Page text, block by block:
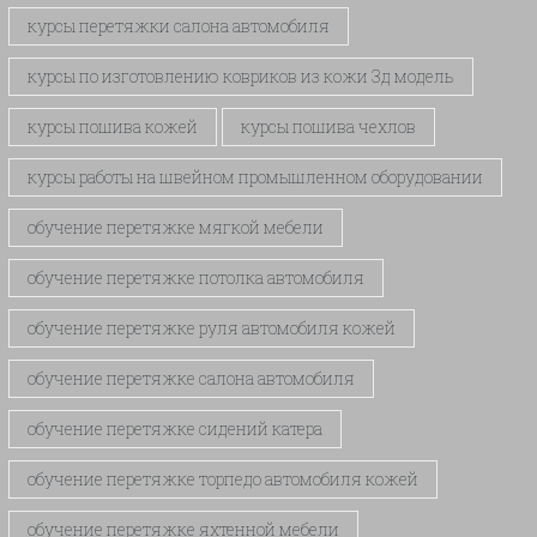
курсы перетяжки салона автомобиля
курсы по изготовлению ковриков из кожи 3д модель
курсы пошива кожей курсы пошива чехлов
курсы работы на швейном промышленном оборудовании
обучение перетяжке мягкой мебели
обучение перетяжке потолка автомобиля
обучение перетяжке руля автомобиля кожей
обучение перетяжке салона автомобиля
обучение перетяжке сидений катера
обучение перетяжке торпедо автомобиля кожей
обучение перетяжке яхтенной мебели